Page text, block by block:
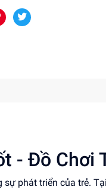
- Đồ Chơi
phát triển của trẻ.